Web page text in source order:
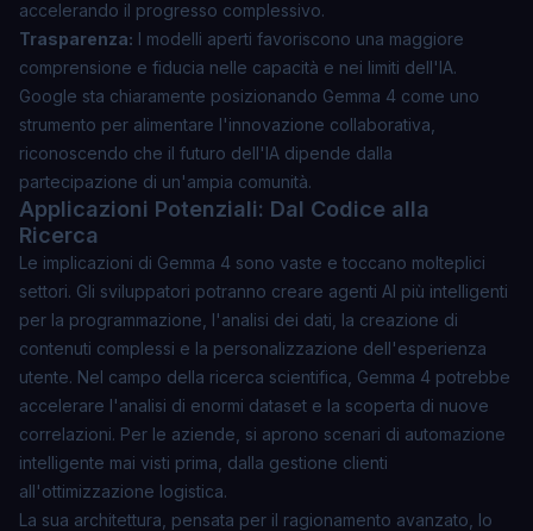
accelerando il progresso complessivo.
Trasparenza: I modelli aperti favoriscono una maggiore
comprensione e fiducia nelle capacità e nei limiti dell'IA.
Google sta chiaramente posizionando Gemma 4 come uno
strumento per alimentare l'innovazione collaborativa,
riconoscendo che il futuro dell'IA dipende dalla
partecipazione di un'ampia comunità.
Applicazioni Potenziali: Dal Codice alla
Ricerca
Le implicazioni di Gemma 4 sono vaste e toccano molteplici
settori. Gli sviluppatori potranno creare agenti AI più intelligenti
per la programmazione, l'analisi dei dati, la creazione di
contenuti complessi e la personalizzazione dell'esperienza
utente. Nel campo della ricerca scientifica, Gemma 4 potrebbe
accelerare l'analisi di enormi dataset e la scoperta di nuove
correlazioni. Per le aziende, si aprono scenari di automazione
intelligente mai visti prima, dalla gestione clienti
all'ottimizzazione logistica.
La sua architettura, pensata per il ragionamento avanzato, lo